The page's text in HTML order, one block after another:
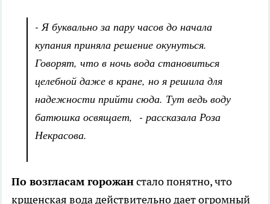
- Я буквально за пару часов до начала
купания приняла решение окунуться.
Говорят, что в ночь вода становиться
целебной даже в кране, но я решила для
надежности прийти сюда. Тут ведь воду
батюшка освящает, - рассказала Роза
Некрасова.
По возгласам горожанстало понятно, что
крщенская вода действительно дает огромный